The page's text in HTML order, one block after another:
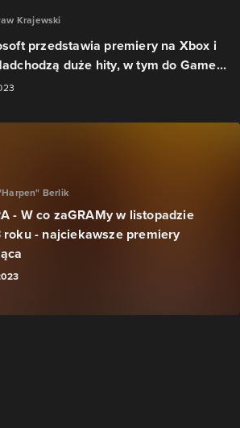
Krajewski
przedstawia premiery na Xbox i
duże hity, w tym do Game...
Berlik
- W co zaGRAMy w listopadzie
- najciekawsze premiery